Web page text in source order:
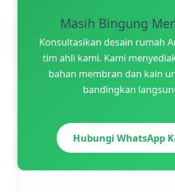
Masih Bingung
Konsultasikan desain rumah
tim ahli kami. Kami
bahan membran dan kain
bandingkan
Hubungi WhatsApp